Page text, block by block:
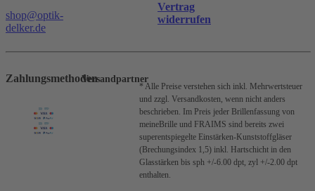
shop@optik-
delker.de
Vertrag
widerrufen
ZahlungsmethodenVersandpartner
* Alle Preise verstehen sich inkl. Mehrwertsteuer
und zzgl. Versandkosten, wenn nicht anders
beschrieben. Im Preis jeder Brillenfassung von
meineBrille und FRAIMS sind bereits zwei
superentspiegelte Einstärken-Kunststoffgläser
(Brechungsindex 1,5) inkl. Hartschicht in den
Glasstärken bis sph +/-6.00 dpt, zyl +/-2.00 dpt
enthalten.